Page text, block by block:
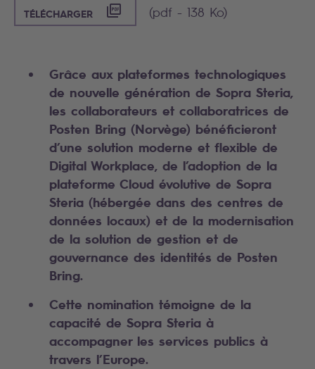
TÉLÉCHARGER ([PDF] - 138 KO)
(pdf - 138 Ko)
Grâce aux plateformes technologiques
de nouvelle génération de Sopra Steria,
les collaborateurs et collaboratrices de
Posten Bring (Norvège) bénéficieront
d’une solution moderne et flexible de
Digital Workplace, de l’adoption de la
plateforme Cloud évolutive de Sopra
Steria (hébergée dans des centres de
données locaux) et de la modernisation
de la solution de gestion et de
gouvernance des identités de Posten
Bring.
Cette nomination témoigne de la
capacité de Sopra Steria à
accompagner les services publics à
travers l’Europe.